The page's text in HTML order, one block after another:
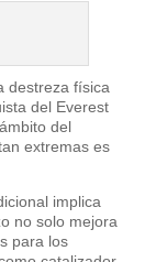
destreza física
del Everest
del
extremas es
implica
no solo mejora
para los